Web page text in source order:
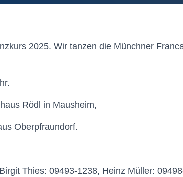
2025. Wir tanzen die Münchner
Rödl in Mausheim,
Oberpfraundorf.
Thies: 09493-1238, Heinz Müller: